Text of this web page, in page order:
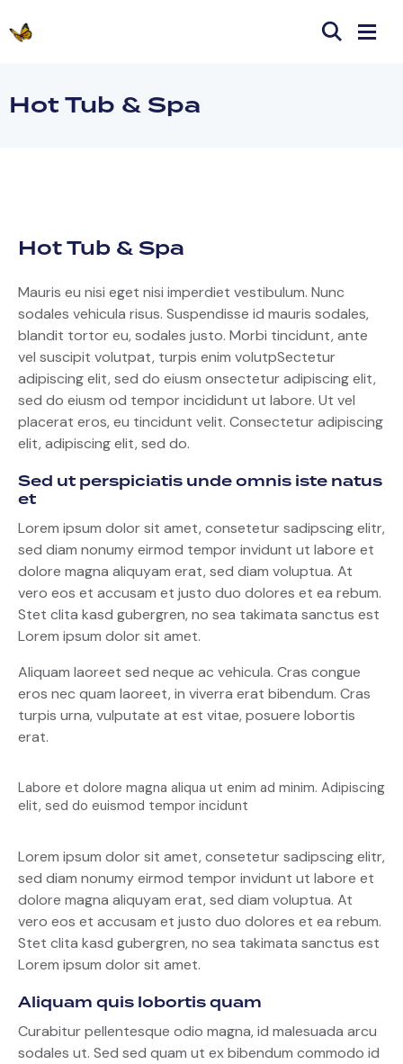
Hot Tub & Spa
Hot Tub & Spa
Mauris eu nisi eget nisi imperdiet vestibulum. Nunc
sodales vehicula risus. Suspendisse id mauris sodales,
blandit tortor eu, sodales justo. Morbi tincidunt, ante
vel suscipit volutpat, turpis enim volutpSectetur
adipiscing elit, sed do eiusm onsectetur adipiscing elit,
sed do eiusm od tempor incididunt ut labore. Ut vel
placerat eros, eu tincidunt velit. Consectetur adipiscing
elit, adipiscing elit, sed do.
Sed ut perspiciatis unde omnis iste natus
et
Lorem ipsum dolor sit amet, consetetur sadipscing elitr,
sed diam nonumy eirmod tempor invidunt ut labore et
dolore magna aliquyam erat, sed diam voluptua. At
vero eos et accusam et justo duo dolores et ea rebum.
Stet clita kasd gubergren, no sea takimata sanctus est
Lorem ipsum dolor sit amet.
Aliquam laoreet sed neque ac vehicula. Cras congue
eros nec quam laoreet, in viverra erat bibendum. Cras
turpis urna, vulputate at est vitae, posuere lobortis
erat.
Labore et dolore magna aliqua ut enim ad minim. Adipiscing
elit, sed do euismod tempor incidunt
Lorem ipsum dolor sit amet, consetetur sadipscing elitr,
sed diam nonumy eirmod tempor invidunt ut labore et
dolore magna aliquyam erat, sed diam voluptua. At
vero eos et accusam et justo duo dolores et ea rebum.
Stet clita kasd gubergren, no sea takimata sanctus est
Lorem ipsum dolor sit amet.
Aliquam quis lobortis quam
Curabitur pellentesque odio magna, id malesuada arcu
sodales ut. Sed sed quam ut ex bibendum commodo id